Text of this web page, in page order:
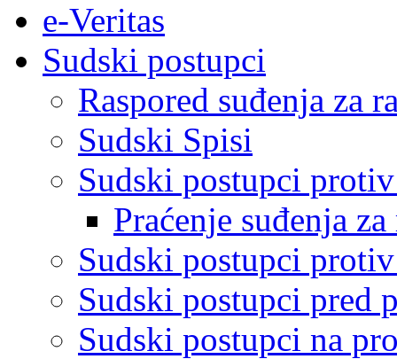
e-Veritas
Sudski postupci
Raspored suđenja za
Sudski Spisi
Sudski postupci
Praćenje suđenja
Sudski postupci
Sudski postupci pred
Sudski postupci na